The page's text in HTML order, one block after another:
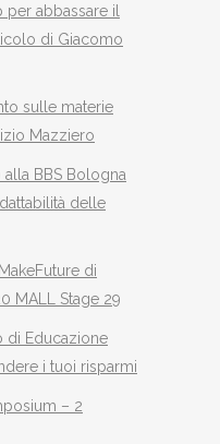
per abbassare il
di Giacomo
sulle materie
Mazziero
BBS Bologna
delle
di
MALL Stage 29
di Educazione
i tuoi risparmi
– 2